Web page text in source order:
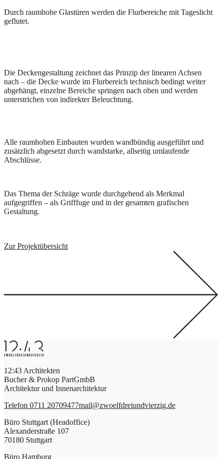
Durch raumhohe Glastüren werden die Flurbereiche mit Tageslicht
geflutet.
Die Deckengestaltung zeichnet das Prinzip der linearen Achsen
nach – die Decke wurde im Flurbereich technisch bedingt weiter
abgehängt, einzelne Bereiche springen nach oben und werden
unterstrichen von indirekter Beleuchtung.
Alle raumhohen Einbauten wurden wandbündig ausgeführt und
zusätzlich abgesetzt durch wandstarke, allseitig umlaufende
Abschlüsse.
Das Thema der Schräge wurde durchgehend als Merkmal
aufgegriffen – als Grifffuge und in der gesamten grafischen
Gestaltung.
Zur Projektübersicht
12:43 Architekten
Bucher & Prokop PartGmbB
Architektur und Innenarchitektur
Telefon 0711 20709477mail@zwoelfdreiundvierzig.de
Büro Stuttgart (Headoffice)
Alexanderstraße 107
70180 Stuttgart
Büro Hamburg